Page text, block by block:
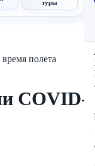
туры
полета
COVID-